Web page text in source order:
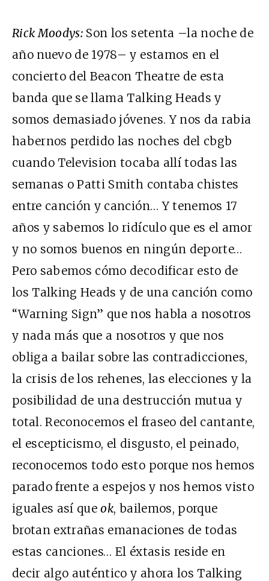
Rick Moodys: Son los setenta –la noche de
año nuevo de 1978– y estamos en el
concierto del Beacon Theatre de esta
banda que se llama Talking Heads y
somos demasiado jóvenes. Y nos da rabia
habernos perdido las noches del cbgb
cuando Television tocaba allí todas las
semanas o Patti Smith contaba chistes
entre canción y canción… Y tenemos 17
años y sabemos lo ridículo que es el amor
y no somos buenos en ningún deporte…
Pero sabemos cómo decodificar esto de
los Talking Heads y de una canción como
“Warning Sign” que nos habla a nosotros
y nada más que a nosotros y que nos
obliga a bailar sobre las contradicciones,
la crisis de los rehenes, las elecciones y la
posibilidad de una destrucción mutua y
total. Reconocemos el fraseo del cantante,
el escepticismo, el disgusto, el peinado,
reconocemos todo esto porque nos hemos
parado frente a espejos y nos hemos visto
iguales así queok, bailemos, porque
brotan extrañas emanaciones de todas
estas canciones… El éxtasis reside en
decir algo auténtico y ahora los Talking